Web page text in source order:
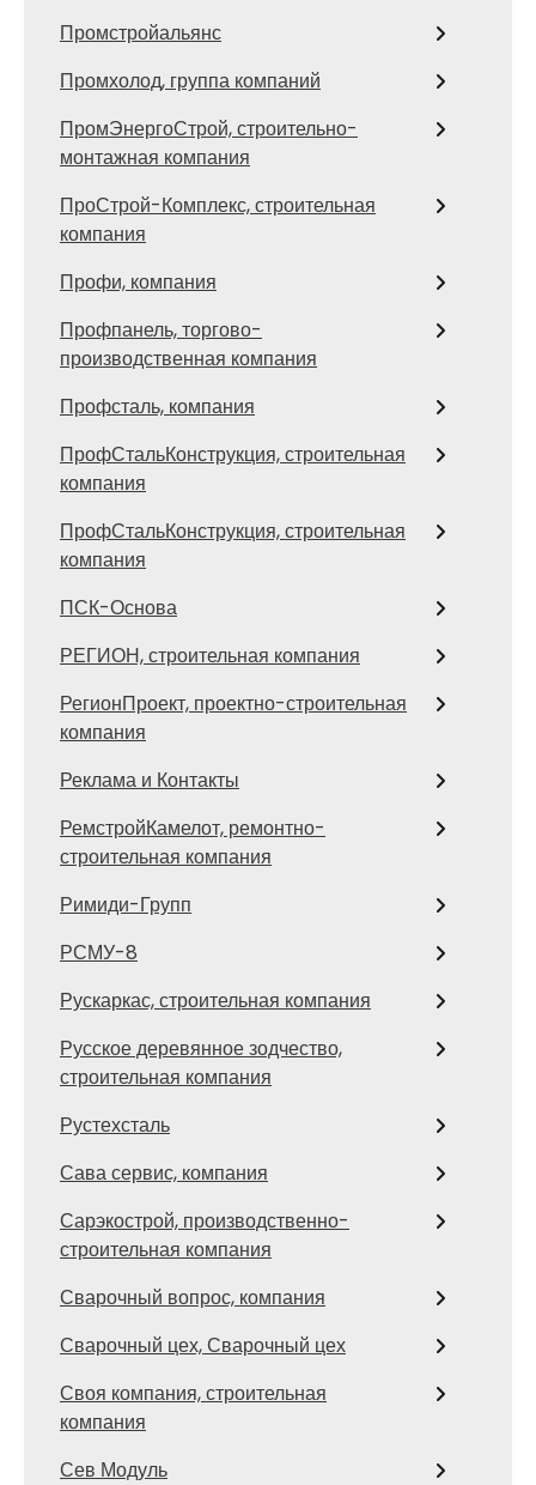
Промстройальянс
Промхолод, группа компаний
ПромЭнергоСтрой, строительно-
монтажная компания
ПроСтрой-Комплекс, строительная
компания
Профи, компания
Профпанель, торгово-
производственная компания
Профсталь, компания
ПрофСтальКонструкция, строительная
компания
ПрофСтальКонструкция, строительная
компания
ПСК-Основа
РЕГИОН, строительная компания
РегионПроект, проектно-строительная
компания
Реклама и Контакты
РемстройКамелот, ремонтно-
строительная компания
Римиди-Групп
РСМУ-8
Рускаркас, строительная компания
Русское деревянное зодчество,
строительная компания
Рустехсталь
Сава сервис, компания
Сарэкострой, производственно-
строительная компания
Сварочный вопрос, компания
Сварочный цех, Сварочный цех
Своя компания, строительная
компания
Сев Модуль